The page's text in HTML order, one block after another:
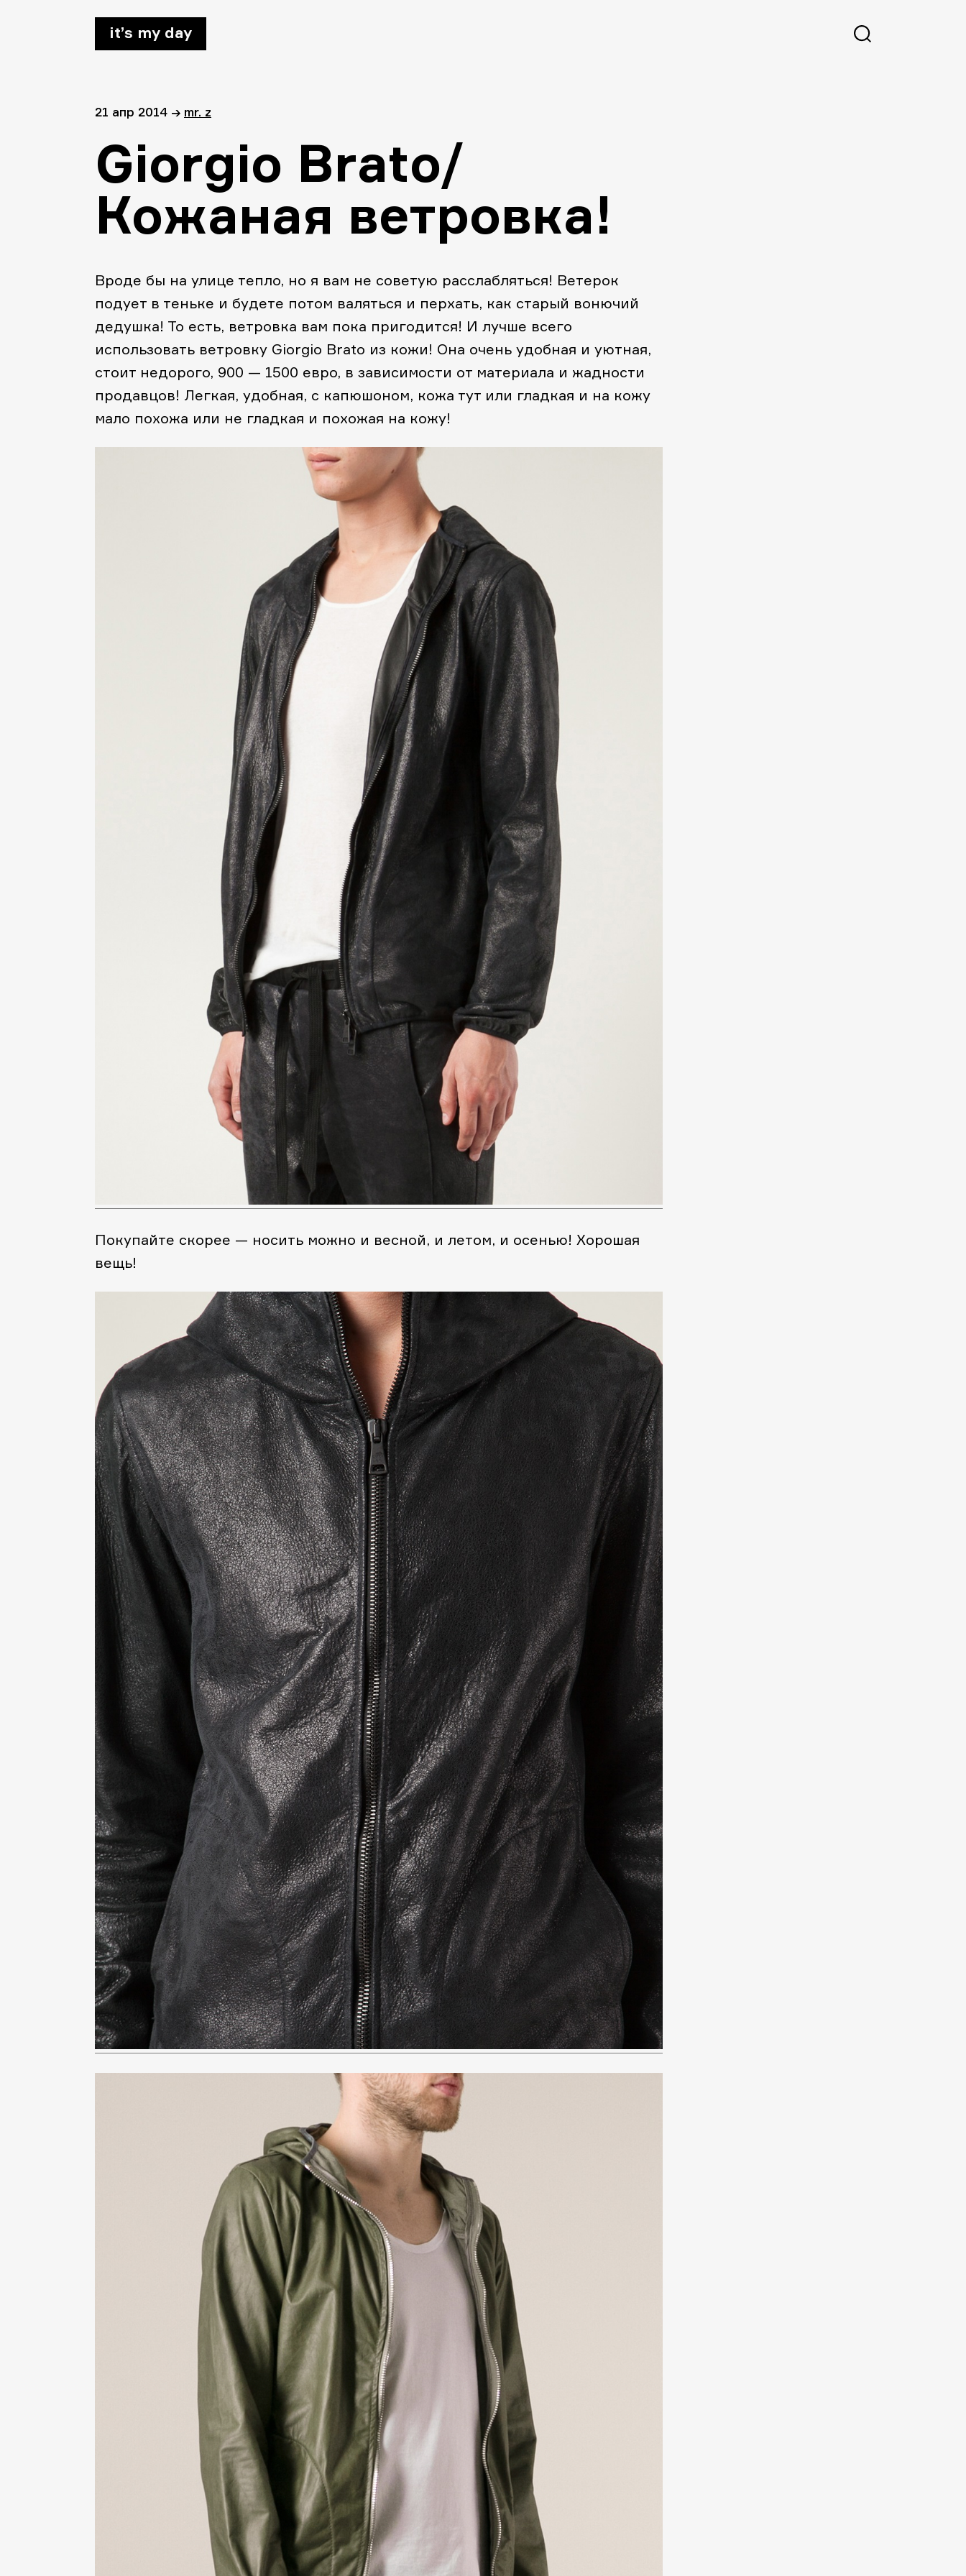
it’s my day
21 апр 2014 → mr. z
Giorgio Brato/
Кожаная ветровка!
Вроде бы на улице тепло, но я вам не советую расслабляться! Ветерок
подует в теньке и будете потом валяться и перхать, как старый вонючий
дедушка! То есть, ветровка вам пока пригодится! И лучше всего
использовать ветровку Giorgio Brato из кожи! Она очень удобная и уютная,
стоит недорого, 900 — 1500 евро, в зависимости от материала и жадности
продавцов! Легкая, удобная, с капюшоном, кожа тут или гладкая и на кожу
мало похожа или не гладкая и похожая на кожу!
Покупайте скорее — носить можно и весной, и летом, и осенью! Хорошая
вещь!